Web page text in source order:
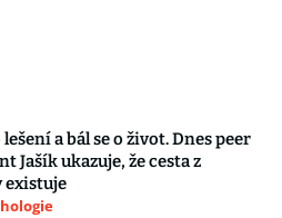
a bál se o život. Dnes peer
Jašík ukazuje, že cesta z
existuje